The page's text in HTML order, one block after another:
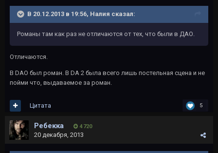
В 20.12.2013 в 19:56, Налия сказал:
Романы там как раз не отличаются от тех, что были в ДАО.
Отличаются.
В DAO был роман. В DA 2 была всего лишь постельная сцена и не
пойми что, выдаваемое за роман.
5
Цитата
Ребекка 4 720
20 декабря, 2013